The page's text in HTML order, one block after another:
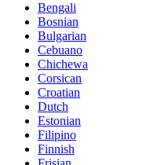
Bengali
Bosnian
Bulgarian
Cebuano
Chichewa
Corsican
Croatian
Dutch
Estonian
Filipino
Finnish